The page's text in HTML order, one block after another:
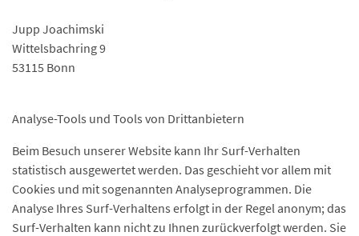
Jupp Joachimski
Wittelsbachring 9
53115 Bonn
Analyse-Tools und Tools von Drittanbietern
Beim Besuch unserer Website kann Ihr Surf-Verhalten
statistisch ausgewertet werden. Das geschieht vor allem mit
Cookies und mit sogenannten Analyseprogrammen. Die
Analyse Ihres Surf-Verhaltens erfolgt in der Regel anonym; das
Surf-Verhalten kann nicht zu Ihnen zurückverfolgt werden. Sie